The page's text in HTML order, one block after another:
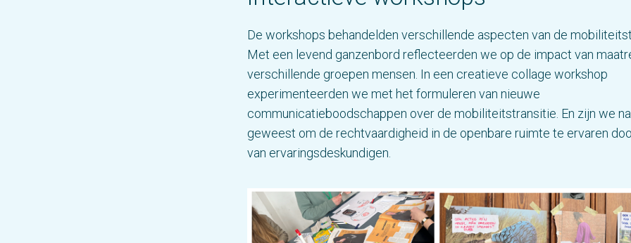
De workshops behandelden verschillende aspecten van de
Met een levend ganzenbord reflecteerden we op de impact van
verschillende groepen mensen. In een creatieve collage workshop
experimenteerden we met het formuleren van nieuwe
communicatieboodschappen over de mobiliteitstransitie. En zijn we
geweest om de rechtvaardigheid in de openbare ruimte te ervaren
van ervaringsdeskundigen.